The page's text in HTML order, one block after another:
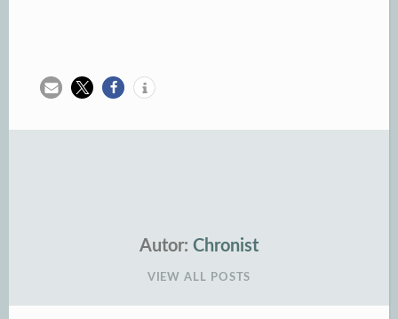
Autor: Chronist
VIEW ALL POSTS